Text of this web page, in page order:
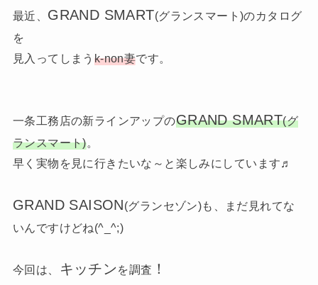
最近、 GRAND SMART(グランスマート)のカタログ
を
見入ってしまう k-non妻です。
一条工務店の新ラインアップのGRAND SMART(グ
ランスマート)。
早く実物を見に行きたいな～と楽しみにしています♬
GRAND SAISON(グランセゾン)も、まだ見れてな
いんですけどね(^_^;)
今回は、 キッチンを調査 ！